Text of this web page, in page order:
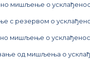
мишљење о
с резервом о
мишљење о
од мишљења о